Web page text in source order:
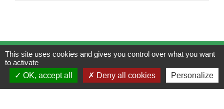
Contacts
Mairie de Brains
2 place de la Mairie
This site uses cookies and gives you control over what you want
to activate
OK, accept all
Deny all cookies Personalize